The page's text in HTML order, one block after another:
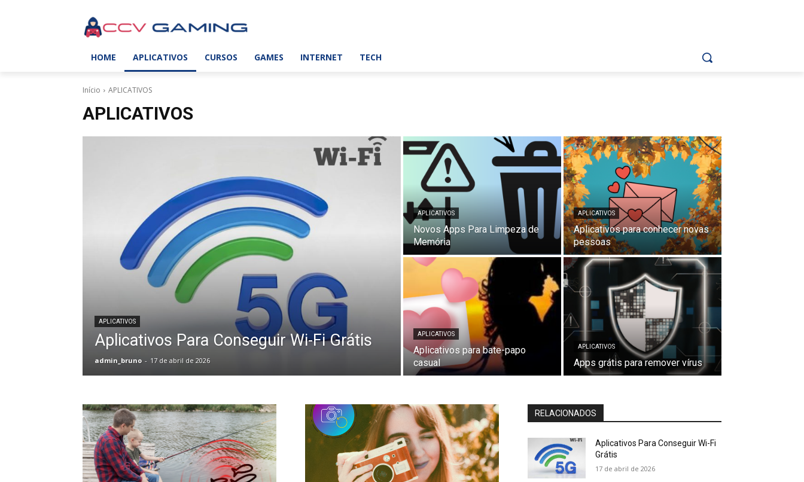
HOME APLICATIVOS CURSOS GAMES INTERNET TECH
Início APLICATIVOS
APLICATIVOS
APLICATIVOS
Aplicativos Para Conseguir Wi-Fi Grátis
admin_bruno - 17 de abril de 2026
APLICATIVOS
Novos Apps Para Limpeza de
Memória
APLICATIVOS
Aplicativos para conhecer novas
pessoas
APLICATIVOS
Aplicativos para bate-papo
casual
APLICATIVOS
Apps grátis para remover vírus
RELACIONADOS
Aplicativos Para Conseguir Wi-Fi
Grátis
17 de abril de 2026